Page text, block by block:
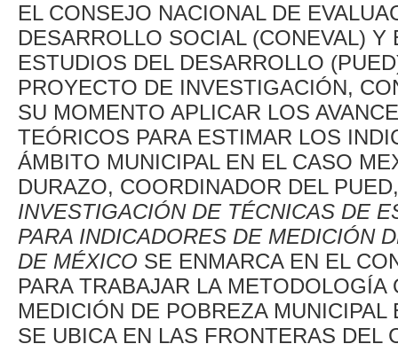
EL CONSEJO NACIONAL DE
DESARROLLO SOCIAL (CONEVAL)
ESTUDIOS DEL DESARROLLO
PROYECTO DE INVESTIGACIÓN,
SU MOMENTO APLICAR LOS
TEÓRICOS PARA ESTIMAR LOS
ÁMBITO MUNICIPAL EN EL CASO
DURAZO, COORDINADOR DEL
INVESTIGACIÓN DE TÉCNICAS DE
PARA INDICADORES DE MEDICIÓN
DE MÉXICO SE ENMARCA EN EL
PARA TRABAJAR LA
MEDICIÓN DE POBREZA
SE UBICA EN LAS FRONTERAS DEL